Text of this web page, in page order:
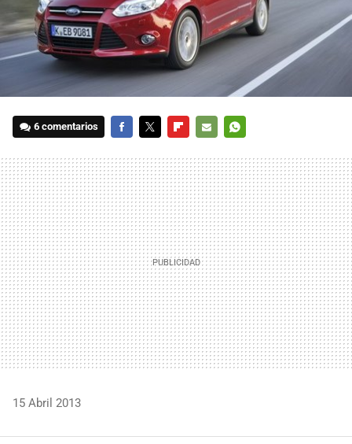
6 comentarios
MAIL
15 Abril 2013